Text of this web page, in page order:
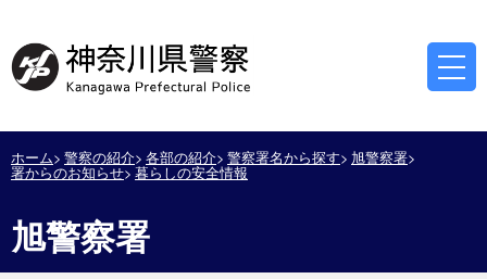
ホーム 警察の紹介 各部の紹介 警察署名から探す 旭警察署
署からのお知らせ 暮らしの安全情報
旭警察署